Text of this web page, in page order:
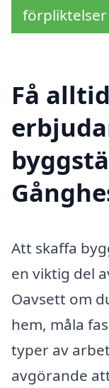
förpliktelser
Få
Att skaffa
en viktig del
Oavsett om
hem, måla
typer av
avgörande